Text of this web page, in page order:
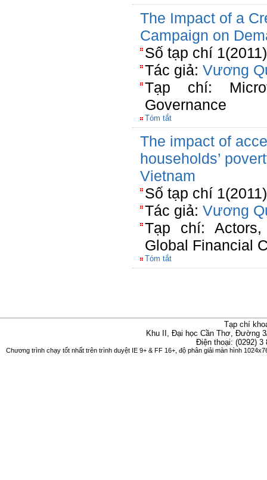
The Impact of a
Campaign on
Số tạp chí
Tác giả: Vương
Tạp chí:
Governance
Tóm tắt
The impact of
households’
Vietnam
Số tạp chí
Tác giả: Vương
Tạp chí:
Global Financial
Tóm tắt
Tạp chí
Khu II, Đại học Cần Thơ, Đường
Điện thoại: (0292)
Chương trình chạy tốt nhất trên trình duyệt IE 9+ & FF 16+, độ phân giải màn hình